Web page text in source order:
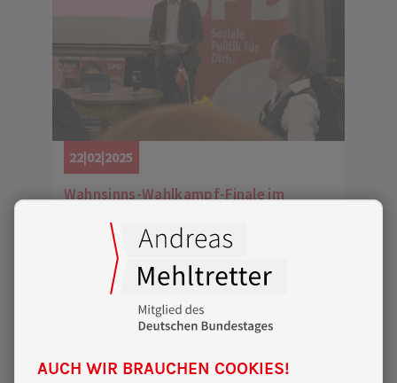
22|02|2025
Wahnsinns-Wahlkampf-Finale im
Volles Haus für Fortschritt und unsere
Demokratie!
AUCH WIR BRAUCHEN COOKIES!